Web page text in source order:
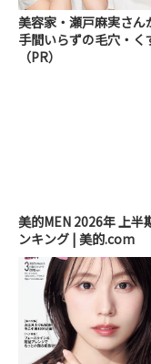
美容家・瀬戸麻実さん
手間いらずの毛穴・く
（PR）
美的MEN 2026年 上半
ンキング | 美的.com